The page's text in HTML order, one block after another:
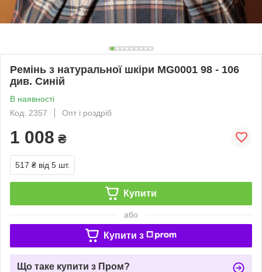
Ремінь з натуральної шкіри MG0001 98 - 106
див. Синій
В наявності
Код: 2357
Опт і роздріб
1 008 ₴
517 ₴ від 5 шт.
Купити
або
Купити з
Що таке купити з Пром?